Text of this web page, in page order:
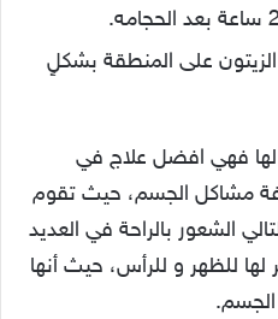
على المنطقة بشكلٍ
لها فهي افضل علاج في
مشاكل الجسم، حيث تقوم
الشعور بالراحة في العديد
للظهر و للرأس، حيث أنها
الجسم.